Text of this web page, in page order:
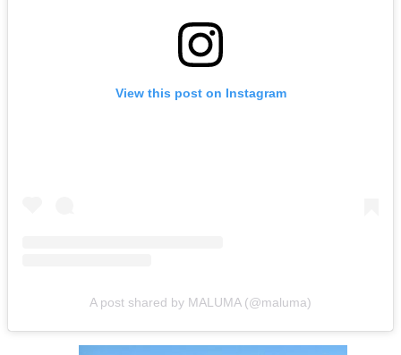
View this post on Instagram
A post shared by MALUMA (@maluma)